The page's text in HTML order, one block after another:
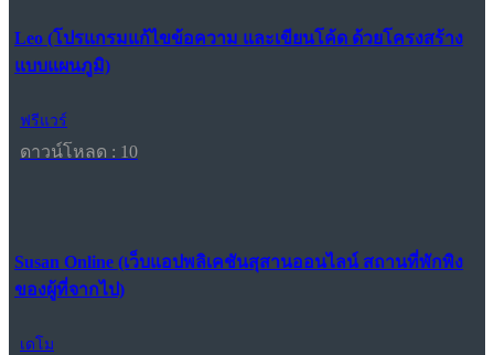
Leo (โปรแกรมแก้ไขข้อความ และเขียนโค้ด ด้วยโครงสร้าง
แบบแผนภูมิ)
ฟรีแวร์
ดาวน์โหลด : 10
Susan Online (เว็บแอปพลิเคชันสุสานออนไลน์ สถานที่พักพิง
ของผู้ที่จากไป)
เดโม